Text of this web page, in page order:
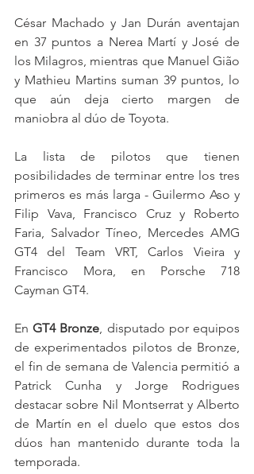
César Machado y Jan Durán aventajan
en 37 puntos a Nerea Martí y José de
los Milagros, mientras que Manuel Gião
y Mathieu Martins suman 39 puntos, lo
que aún deja cierto margen de
maniobra al dúo de Toyota.
La lista de pilotos que tienen
posibilidades de terminar entre los tres
primeros es más larga - Guilermo Aso y
Filip Vava, Francisco Cruz y Roberto
Faria, Salvador Tíneo, Mercedes AMG
GT4 del Team VRT, Carlos Vieira y
Francisco Mora, en Porsche 718
Cayman GT4.
En GT4 Bronze , disputado por equipos
de experimentados pilotos de Bronze,
el fin de semana de Valencia permitió a
Patrick Cunha y Jorge Rodrigues
destacar sobre Nil Montserrat y Alberto
de Martín en el duelo que estos dos
dúos han mantenido durante toda la
temporada.